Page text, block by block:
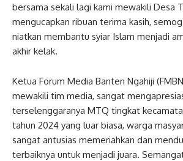
bersama sekali lagi kami mewakili Desa
mengucapkan ribuan terima kasih,
niatkan membantu syiar Islam menjadi
akhir kelak.
Ketua Forum Media Banten Ngahiji
mewakili tim media, sangat
terselenggaranya MTQ tingkat
tahun 2024 yang luar biasa, warga
sangat antusias memeriahkan dan
terbaiknya untuk menjadi juara.